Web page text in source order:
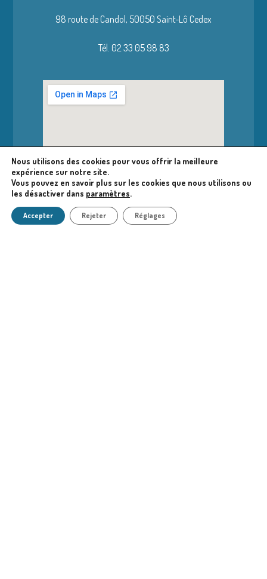
98 route de Candol, 50050 Saint-Lô Cedex
Tél. 02 33 05 98 83
Nous utilisons des cookies pour vous offrir la meilleure
expérience sur notre site.
Vous pouvez en savoir plus sur les cookies que nous utilisons ou
les désactiver dans paramètres.
Accepter Rejeter Réglages